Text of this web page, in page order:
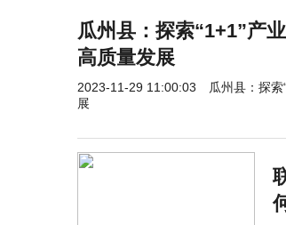
瓜州县：探索“1+1”产
高质量发展
2023-11-29 11:00:03
瓜州县：探
展